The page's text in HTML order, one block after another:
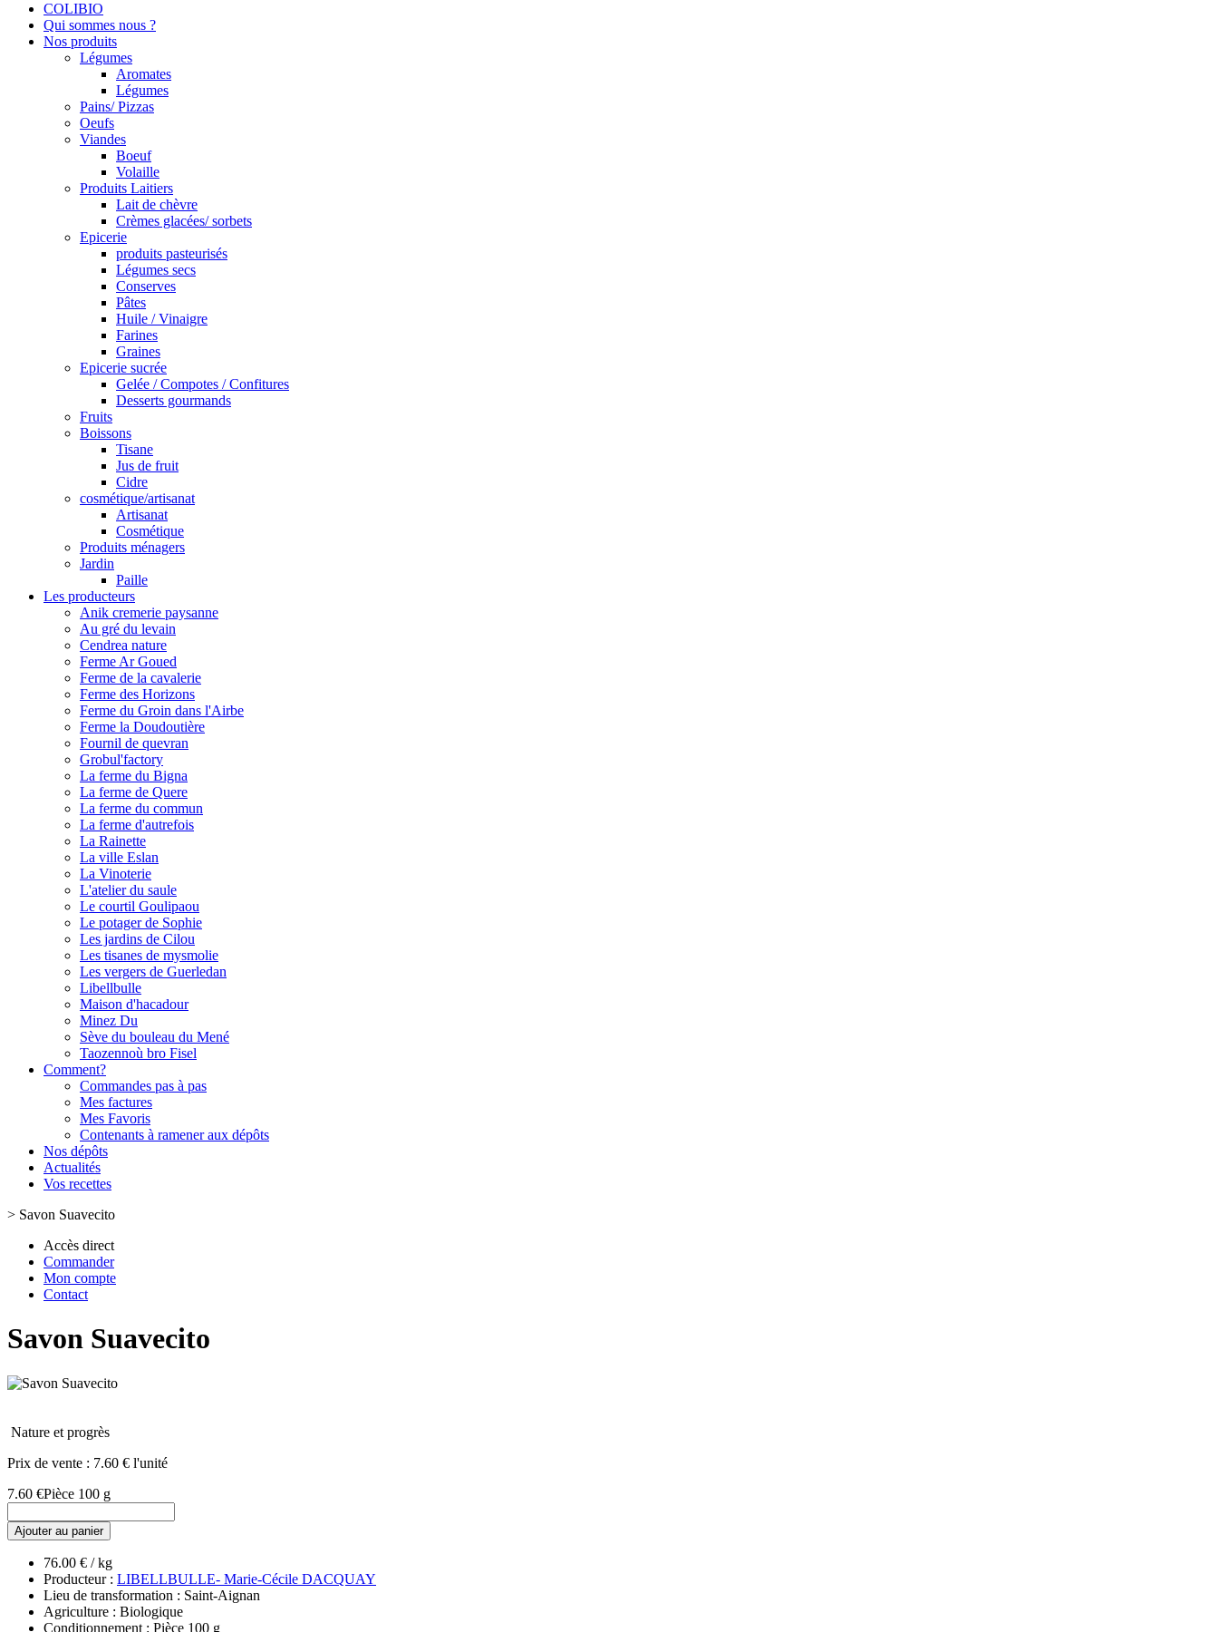
COLIBIO
Qui sommes nous ?
Nos produits
Légumes
Aromates
Légumes
Pains/ Pizzas
Oeufs
Viandes
Boeuf
Volaille
Produits Laitiers
Lait de chèvre
Crèmes glacées/ sorbets
Epicerie
produits pasteurisés
Légumes secs
Conserves
Pâtes
Huile / Vinaigre
Farines
Graines
Epicerie sucrée
Gelée / Compotes / Confitures
Desserts gourmands
Fruits
Boissons
Tisane
Jus de fruit
Cidre
cosmétique/artisanat
Artisanat
Cosmétique
Produits ménagers
Jardin
Paille
Les producteurs
Anik cremerie paysanne
Au gré du levain
Cendrea nature
Ferme Ar Goued
Ferme de la cavalerie
Ferme des Horizons
Ferme du Groin dans l'Airbe
Ferme la Doudoutière
Fournil de quevran
Grobul'factory
La ferme du Bigna
La ferme de Quere
La ferme du commun
La ferme d'autrefois
La Rainette
La ville Eslan
La Vinoterie
L'atelier du saule
Le courtil Goulipaou
Le potager de Sophie
Les jardins de Cilou
Les tisanes de mysmolie
Les vergers de Guerledan
Libellbulle
Maison d'hacadour
Minez Du
Sève du bouleau du Mené
Taozennoù bro Fisel
Comment?
Commandes pas à pas
Mes factures
Mes Favoris
Contenants à ramener aux dépôts
Nos dépôts
Actualités
Vos recettes
> Savon Suavecito
Accès direct
Commander
Mon compte
Contact
Savon Suavecito
Nature et progrès
Prix de vente : 7.60 € l'unité
7.60 €Pièce 100 g
Ajouter au panier
76.00 € / kg
Producteur : LIBELLBULLE- Marie-Cécile DACQUAY
Lieu de transformation : Saint-Aignan
Agriculture : Biologique
Conditionnement : Pièce 100 g